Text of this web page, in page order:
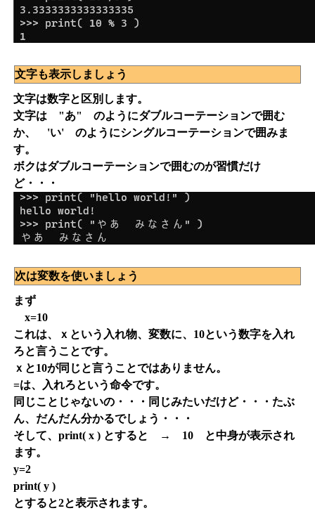
文字も表示しましょう
文字は数字と区別します。
文字は "あ" のようにダブルコーテーションで囲む
か、 'い' のようにシングルコーテーションで囲みま
す。
ボクはダブルコーテーションで囲むのが習慣だけ
ど・・・
次は変数を使いましょう
まず
x=10
これは、ｘという入れ物、変数に、10という数字を入れ
ろと言うことです。
ｘと10が同じと言うことではありません。
=は、入れろという命令です。
同じことじゃないの・・・同じみたいだけど・・・たぶ
ん、だんだん分かるでしょう・・・
そして、print( x ) とすると → 10 と中身が表示され
ます。
y=2
print( y )
とすると2と表示されます。